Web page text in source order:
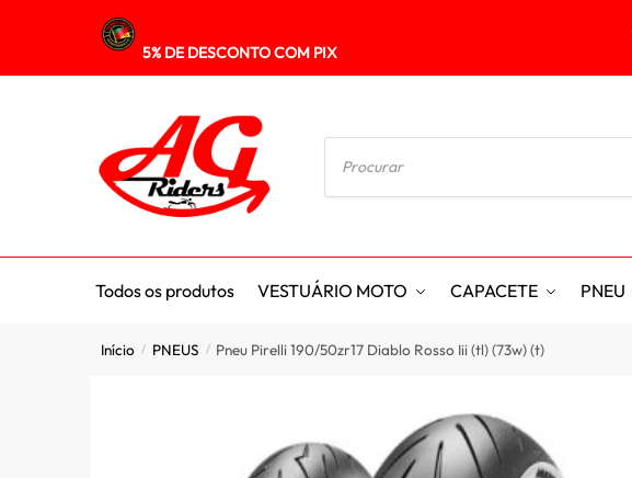
5% DE DESCONTO COM PIX
Todos os produtos VESTUÁRIO MOTO CAPACETE PNEU
Início / PNEUS / Pneu Pirelli 190/50zr17 Diablo Rosso Iii (tl) (73w) (t)